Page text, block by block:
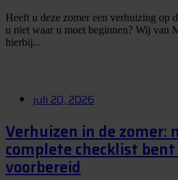
Heeft u deze zomer een verhuizing op
u niet waar u moet beginnen? Wij van
hierbij...
juli 20, 2026
Verhuizen in de zomer:
complete checklist bent
voorbereid